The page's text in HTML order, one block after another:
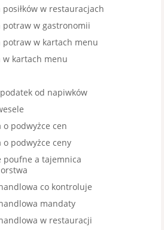
w restauracjach
w gastronomii
w kartach menu
kartach menu
od napiwków
podwyżce cen
podwyżce ceny
poufne a tajemnica
co kontroluje
mandaty
w restauracji